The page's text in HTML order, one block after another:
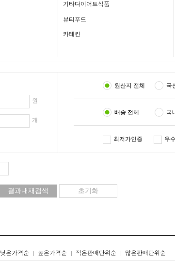
기타다이어트식품
뷰티푸드
카테킨
원
개
원산지 전체 국
배송 전체 국
최저가인증 우
낮은가격순 높은가격순 적은판매단위순 많은판매단위순